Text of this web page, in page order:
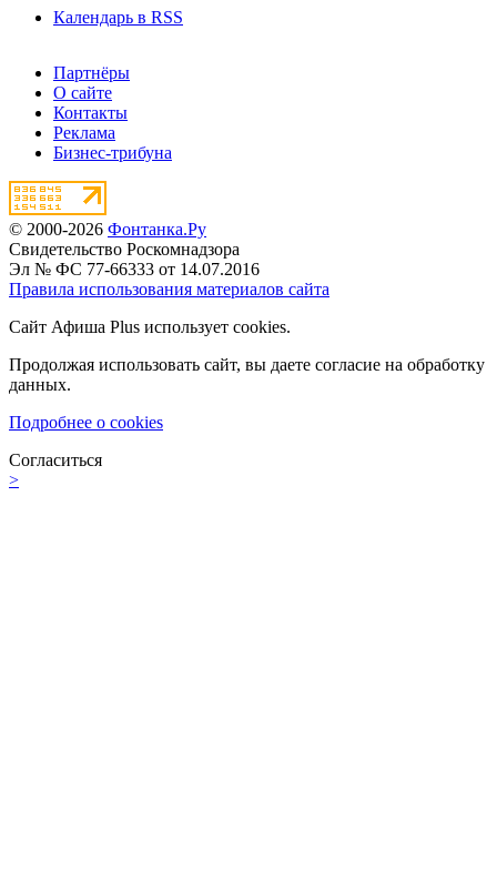
Календарь в RSS
Партнёры
О сайте
Контакты
Реклама
Бизнес-трибуна
© 2000-2026 Фонтанка.Ру
Свидетельство Роскомнадзора
Эл № ФС 77-66333 от 14.07.2016
Правила использования материалов сайта
Сайт Афиша Plus использует cookies.
Продолжая использовать сайт, вы даете согласие на обработку
данных.
Подробнее о cookies
Согласиться
>